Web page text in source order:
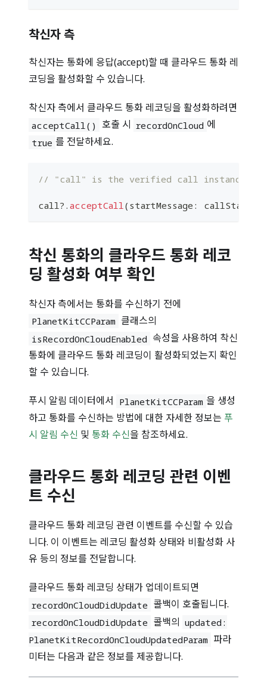
착신자 측
착신자는 통화에 응답(accept)할 때 클라우드 통화 레
코딩을 활성화할 수 있습니다.
착신자 측에서 클라우드 통화 레코딩을 활성화하려면
acceptCall() 호출 시 recordOnCloud 에
true 를 전달하세요.
// "call" is the verified call instance
call ? . acceptCall ( startMessage :
착신 통화의 클라우드 통화 레코
딩 활성화 여부 확인
착신자 측에서는 통화를 수신하기 전에
PlanetKitCCParam 클래스의
isRecordOnCloudEnabled 속성을 사용하여 착신
통화에 클라우드 통화 레코딩이 활성화되었는지 확인
할 수 있습니다.
푸시 알림 데이터에서 PlanetKitCCParam 을 생성
하고 통화를 수신하는 방법에 대한 자세한 정보는 푸
시 알림 수신 및 통화 수신을 참조하세요.
클라우드 통화 레코딩 관련 이벤
트 수신
클라우드 통화 레코딩 관련 이벤트를 수신할 수 있습
니다. 이 이벤트는 레코딩 활성화 상태와 비활성화 사
유 등의 정보를 전달합니다.
클라우드 통화 레코딩 상태가 업데이트되면
recordOnCloudDidUpdate 콜백이 호출됩니다.
recordOnCloudDidUpdate 콜백의 updated:
PlanetKitRecordOnCloudUpdatedParam 파라
미터는 다음과 같은 정보를 제공합니다.